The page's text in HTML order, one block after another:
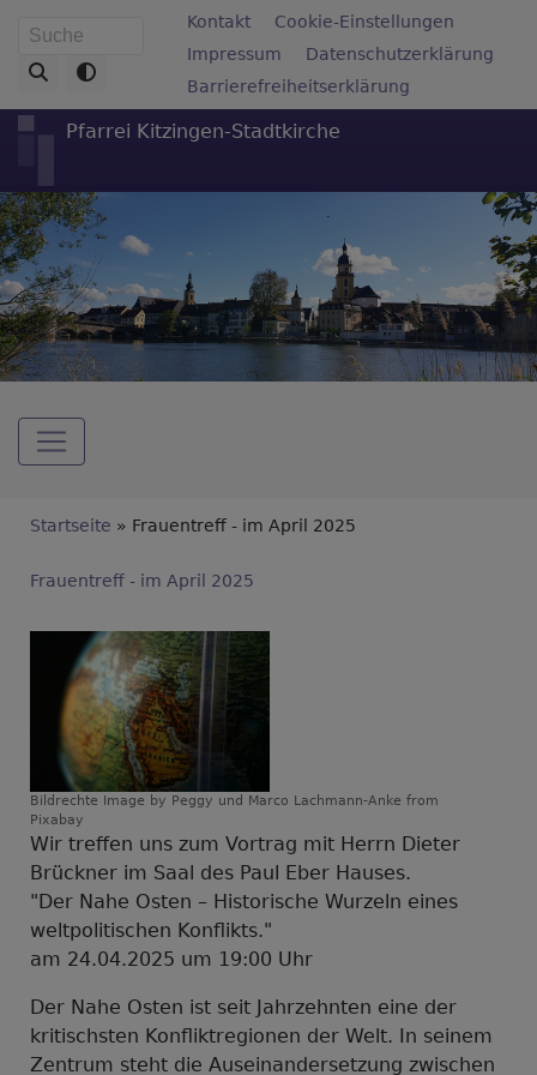
zum
Inhalt
Suche Fußbereichsmenü
Kontakt
Cookie-Einstellungen
Impressum
Datenschutzerklärung
Barrierefreiheitserklärung
Pfarrei Kitzingen-Stadtkirche
Hauptnavigation
Breadcrumb
Startseite Frauentreff - im April 2025
Frauentreff - im April 2025
Bildrechte Image by Peggy und Marco Lachmann-Anke from
Pixabay
Wir treffen uns zum Vortrag mit Herrn Dieter
Brückner im Saal des Paul Eber Hauses.
"Der Nahe Osten – Historische Wurzeln eines
weltpolitischen Konflikts."
am 24.04.2025 um 19:00 Uhr
Der Nahe Osten ist seit Jahrzehnten eine der
kritischsten Konfliktregionen der Welt. In seinem
Zentrum steht die Auseinandersetzung zwischen